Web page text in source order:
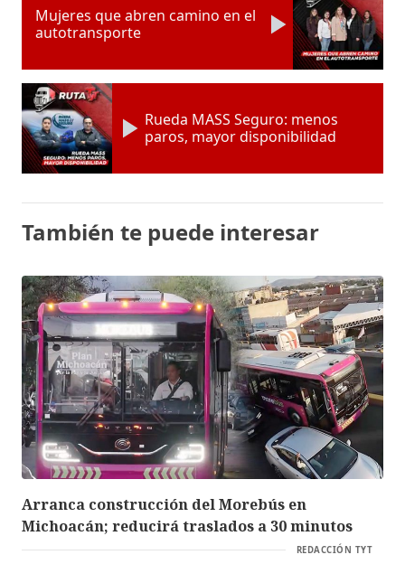
Mujeres que abren camino en el
autotransporte
Rueda MASS Seguro: menos
paros, mayor disponibilidad
También te puede interesar
Arranca construcción del Morebús en
Michoacán; reducirá traslados a 30 minutos
REDACCIÓN TYT